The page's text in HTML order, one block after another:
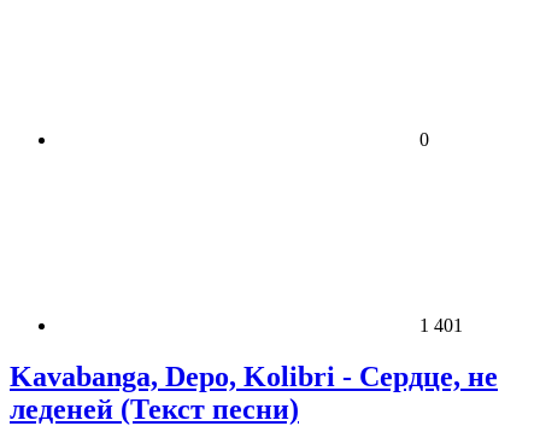
0
1 401
Kavabanga, Depo, Kolibri - Сердце, не
леденей (Текст песни)